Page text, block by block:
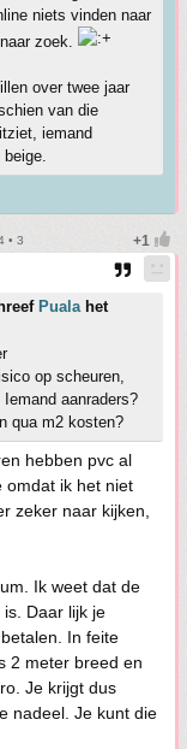
niets vinden naar
zoek.
over twee jaar
van die
iemand
• 3
Pualahet
op scheuren,
aanraders?
qua m2 kosten?
hebben pvc al
omdat ik het niet
zeker naar kijken,
Ik weet dat de
Daar lijk je
In feite
2 meter breed en
Je krijgt dus
nadeel. Je kunt die